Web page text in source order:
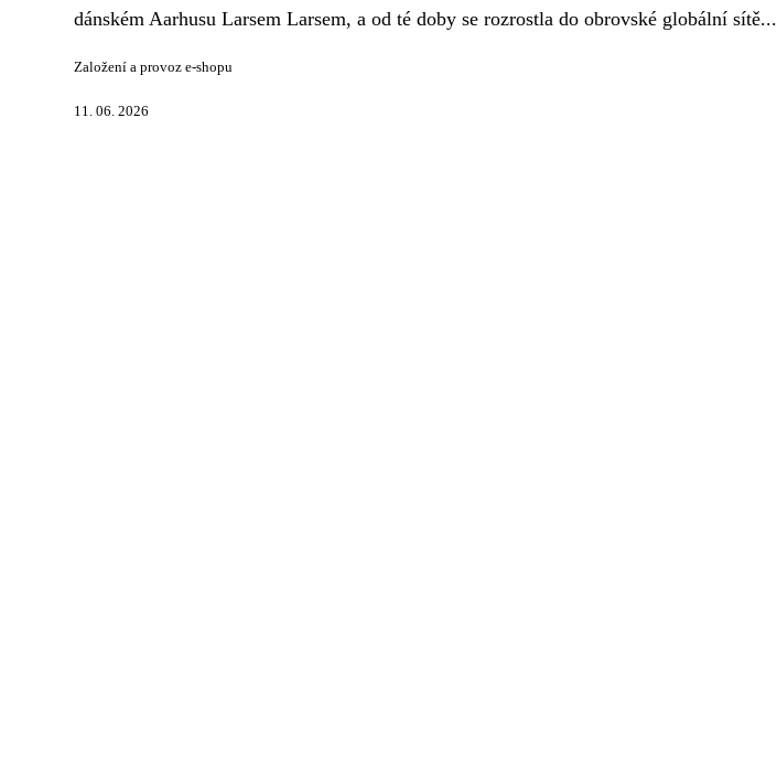
dánském Aarhusu Larsem Larsem, a od té doby se rozrostla do obrovské globální sítě...
Založení a provoz e-shopu
11. 06. 2026